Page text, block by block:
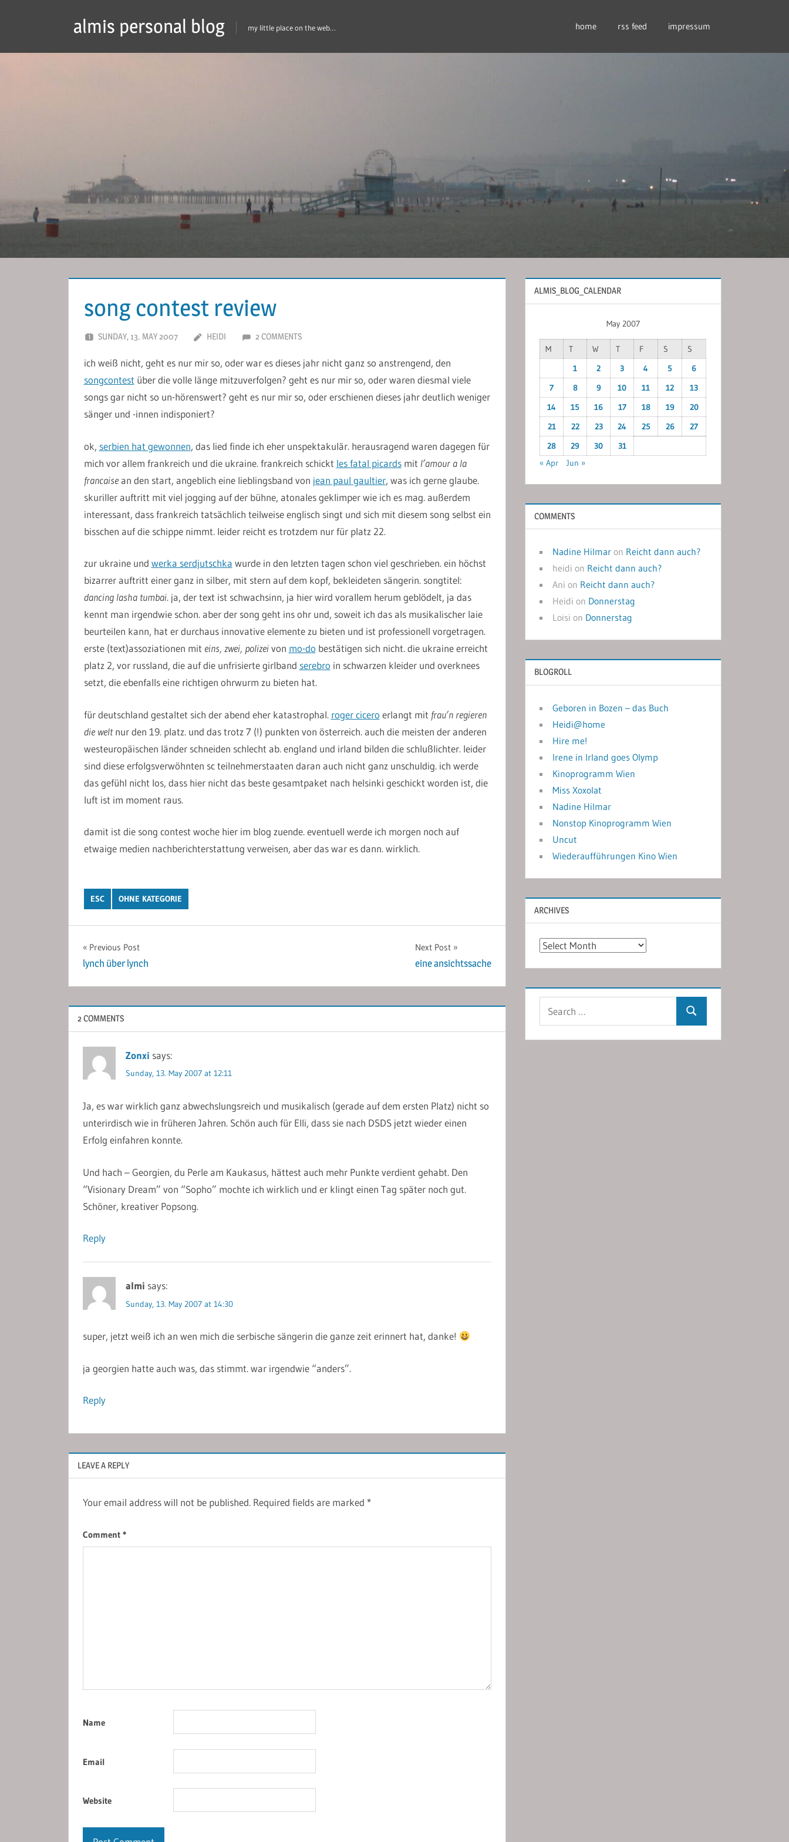
almis personal blog my little place on the web… home rss feed impressum
song contest review
SUNDAY, 13. MAY 2007 HEIDI 2 COMMENTS
ich weiß nicht, geht es nur mir so, oder war es dieses jahr nicht ganz so anstrengend, den
songcontest über die volle länge mitzuverfolgen? geht es nur mir so, oder waren diesmal viele
songs gar nicht so un-hörenswert? geht es nur mir so, oder erschienen dieses jahr deutlich weniger
sänger und -innen indisponiert?
ok, serbien hat gewonnen, das lied finde ich eher unspektakulär. herausragend waren dagegen für
mich vor allem frankreich und die ukraine. frankreich schickt les fatal picardsmit l’amour a la
francaisean den start, angeblich eine lieblingsband von jean paul gaultier, was ich gerne glaube.
skuriller auftritt mit viel jogging auf der bühne, atonales geklimper wie ich es mag. außerdem
interessant, dass frankreich tatsächlich teilweise englisch singt und sich mit diesem song selbst ein
bisschen auf die schippe nimmt. leider reicht es trotzdem nur für platz 22.
zur ukraine und werka serdjutschka wurde in den letzten tagen schon viel geschrieben. ein höchst
bizarrer auftritt einer ganz in silber, mit stern auf dem kopf, bekleideten sängerin. songtitel:
dancing lasha tumbai. ja, der text ist schwachsinn, ja hier wird vorallem herum geblödelt, ja das
kennt man irgendwie schon. aber der song geht ins ohr und, soweit ich das als musikalischer laie
beurteilen kann, hat er durchaus innovative elemente zu bieten und ist professionell vorgetragen.
erste (text)assoziationen mit eins, zwei, polizeivon mo-do bestätigen sich nicht. die ukraine erreicht
platz 2, vor russland, die auf die unfrisierte girlband serebro in schwarzen kleider und overknees
setzt, die ebenfalls eine richtigen ohrwurm zu bieten hat.
für deutschland gestaltet sich der abend eher katastrophal. roger cicero erlangt mit frau’n regieren
die weltnur den 19. platz. und das trotz 7 (!) punkten von österreich. auch die meisten der anderen
westeuropäischen länder schneiden schlecht ab. england und irland bilden die schlußlichter. leider
sind diese erfolgsverwöhnten sc teilnehmerstaaten daran auch nicht ganz unschuldig. ich werde
das gefühl nicht los, dass hier nicht das beste gesamtpaket nach helsinki geschickt worden ist, die
luft ist im moment raus.
damit ist die song contest woche hier im blog zuende. eventuell werde ich morgen noch auf
etwaige medien nachberichterstattung verweisen, aber das war es dann. wirklich.
ESC OHNE KATEGORIE
Post
navigation
Previous Post
lynch über lynch
Next Post
eine ansichtssache
2 COMMENTS
Zonxi says:
Sunday, 13. May 2007 at 12:11
Ja, es war wirklich ganz abwechslungsreich und musikalisch (gerade auf dem ersten Platz) nicht so
unterirdisch wie in früheren Jahren. Schön auch für Elli, dass sie nach DSDS jetzt wieder einen
Erfolg einfahren konnte.
Und hach – Georgien, du Perle am Kaukasus, hättest auch mehr Punkte verdient gehabt. Den
“Visionary Dream” von “Sopho” mochte ich wirklich und er klingt einen Tag später noch gut.
Schöner, kreativer Popsong.
Reply
almi says:
Sunday, 13. May 2007 at 14:30
super, jetzt weiß ich an wen mich die serbische sängerin die ganze zeit erinnert hat, danke!
ja georgien hatte auch was, das stimmt. war irgendwie “anders”.
Reply
LEAVE A REPLY
Your email address will not be published. Required fields are marked *
Comment *
Name
Email
Website
ALMIS_BLOG_CALENDAR
May 2007
M T W T F S
S
1
2 3 4 5
6
7
8 9 10 11 12
13
14
15 16 17 18 19
20
21
22 23 24 25 26
27
28
29 30
31
« Apr
Jun »
COMMENTS
Nadine Hilmar on Reicht dann auch?
heidi on Reicht dann auch?
Ani on Reicht dann auch?
Heidi on Donnerstag
Loisi on Donnerstag
BLOGROLL
Geboren in Bozen – das Buch
Heidi@home
Hire me!
Irene in Irland goes Olymp
Kinoprogramm Wien
Miss Xoxolat
Nadine Hilmar
Nonstop Kinoprogramm Wien
Uncut
Wiederaufführungen Kino Wien
ARCHIVES
Archives
Search